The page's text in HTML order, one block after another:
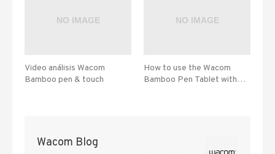
Video análisis Wacom
Bamboo pen & touch
How to use the Wacom
Bamboo Pen Tablet with
Wacom Blog